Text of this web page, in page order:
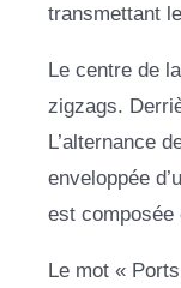
transmettant
Le centre de
zigzags.
L’alternance
enveloppée
est composée
Le mot «